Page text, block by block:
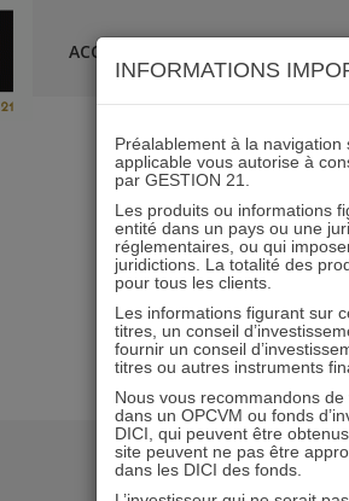
ACCUEIL
INFORMATIONS
Préalablement à la
applicable vous autorise à
par GESTION 21.
Les produits ou informations
entité dans un pays ou une
réglementaires, ou qui
juridictions. La totalité des
pour tous les clients.
Les informations figurant sur
titres, un conseil
fournir un conseil
titres ou autres instruments
Nous vous recommandons
dans un OPCVM ou fonds
DICI, qui peuvent être
site peuvent ne pas être
dans les DICI des fonds.